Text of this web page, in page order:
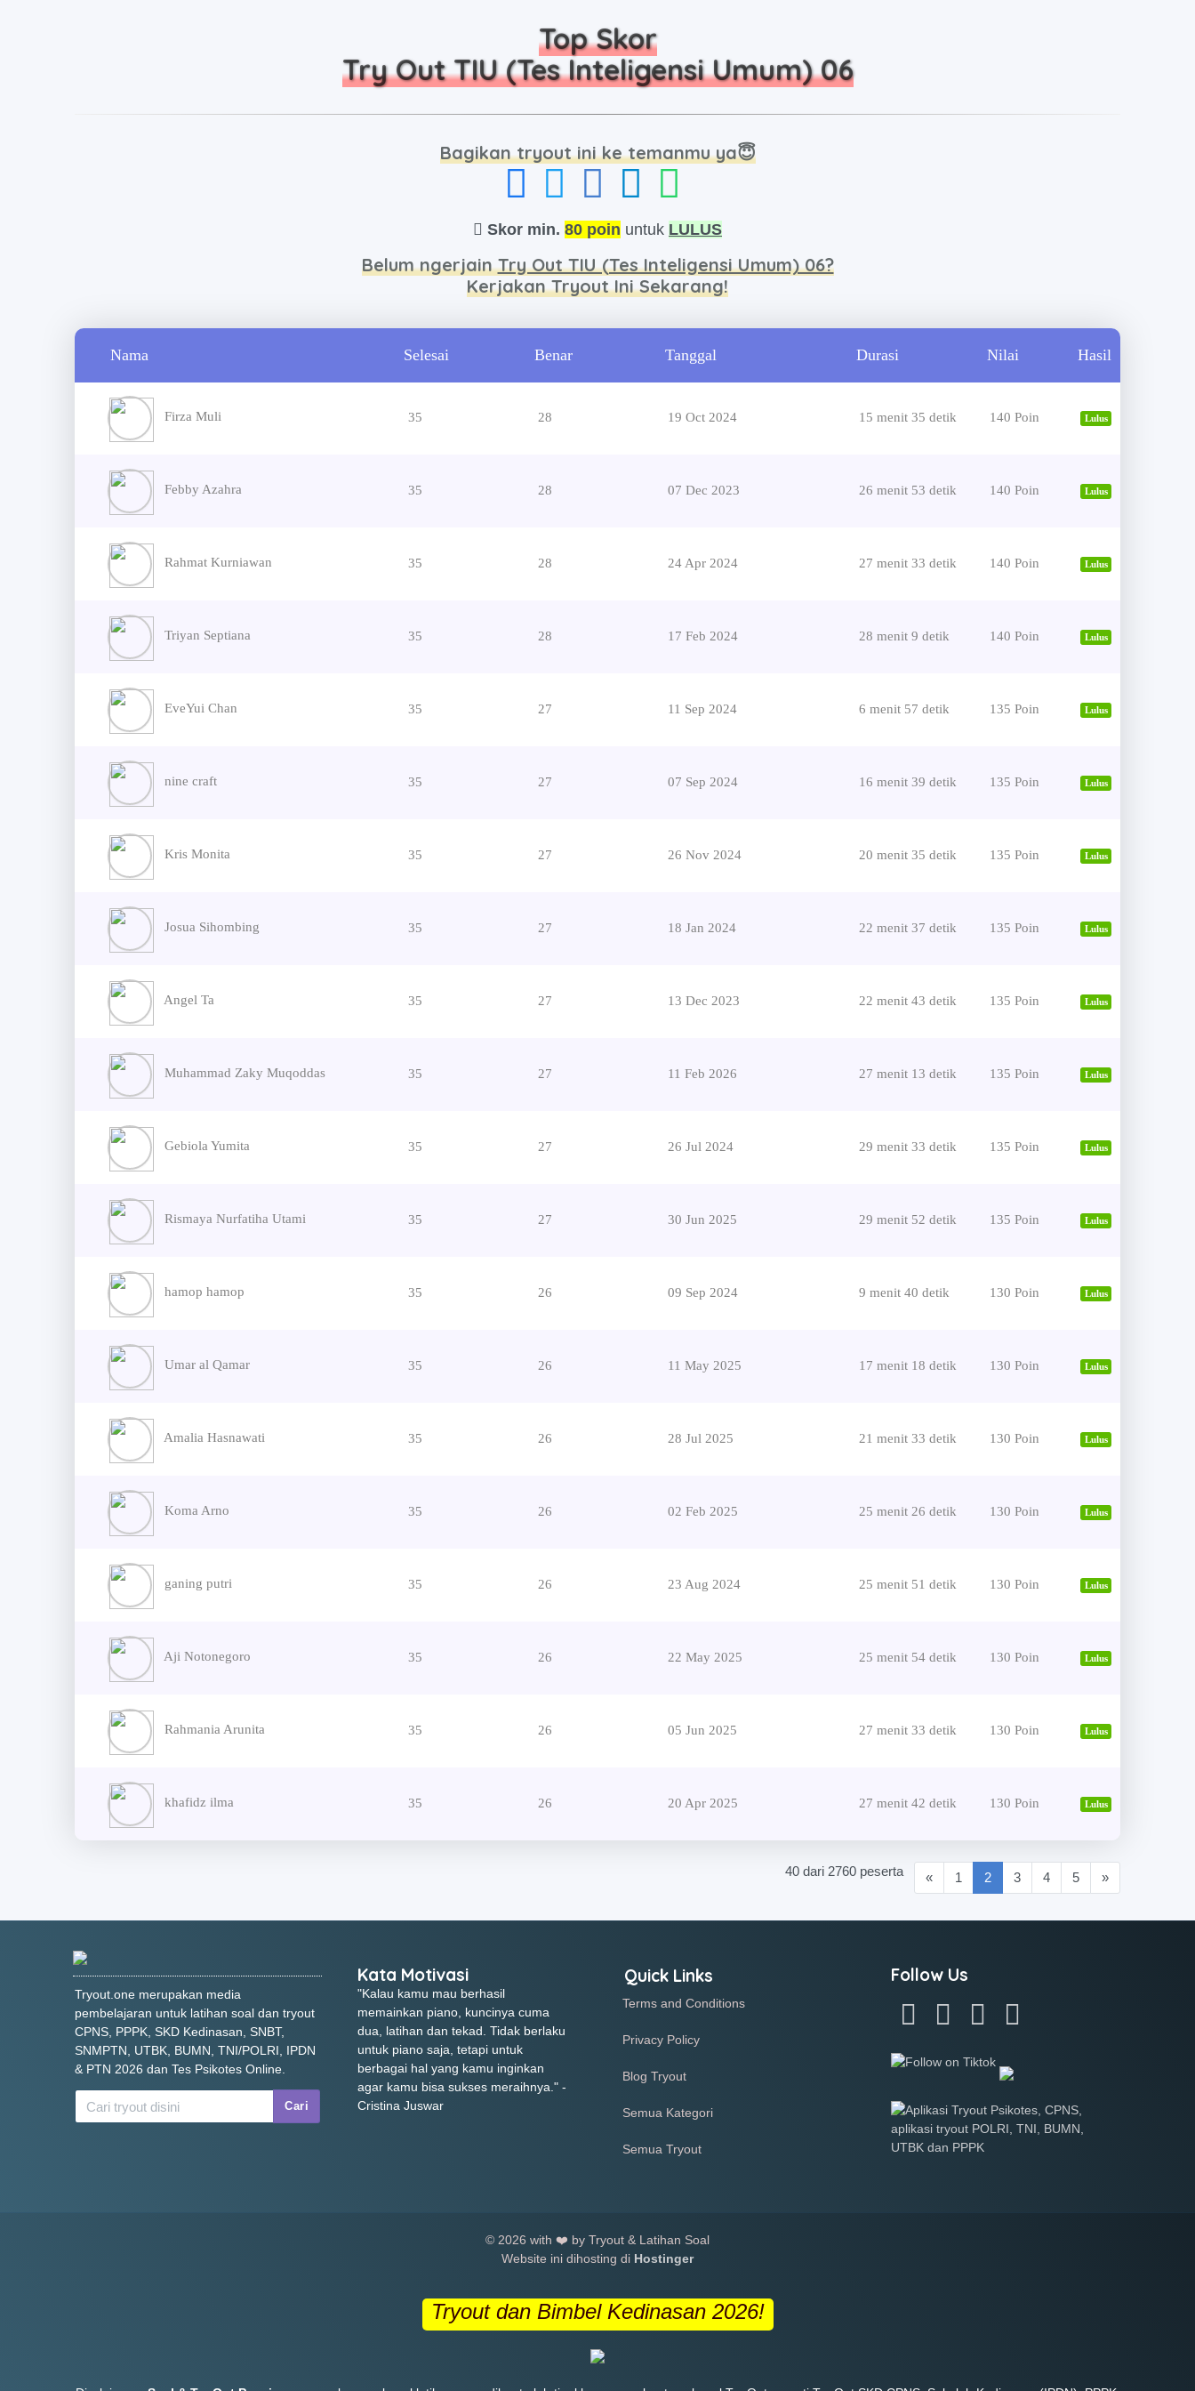
Top Skor
Try Out TIU (Tes Inteligensi Umum) 06
Bagikan tryout ini ke temanmu ya😇
Skor min. 80 poin untuk LULUS
Belum ngerjainTry Out TIU (Tes Inteligensi Umum) 06?
Kerjakan Tryout Ini Sekarang!
Nama Selesai Benar Tanggal Durasi Nilai Hasil
Firza Muli 35 28 19 Oct 2024 15 menit 35 detik 140 Poin Lulus
Febby Azahra 35 28 07 Dec 2023 26 menit 53 detik 140 Poin Lulus
Rahmat Kurniawan 35 28 24 Apr 2024 27 menit 33 detik 140 Poin Lulus
Triyan Septiana 35 28 17 Feb 2024 28 menit 9 detik 140 Poin Lulus
EveYui Chan 35 27 11 Sep 2024 6 menit 57 detik 135 Poin Lulus
nine craft 35 27 07 Sep 2024 16 menit 39 detik 135 Poin Lulus
Kris Monita 35 27 26 Nov 2024 20 menit 35 detik 135 Poin Lulus
Josua Sihombing 35 27 18 Jan 2024 22 menit 37 detik 135 Poin Lulus
Angel Ta 35 27 13 Dec 2023 22 menit 43 detik 135 Poin Lulus
Muhammad Zaky Muqoddas 35 27 11 Feb 2026 27 menit 13 detik 135 Poin Lulus
Gebiola Yumita 35 27 26 Jul 2024 29 menit 33 detik 135 Poin Lulus
Rismaya Nurfatiha Utami 35 27 30 Jun 2025 29 menit 52 detik 135 Poin Lulus
hamop hamop 35 26 09 Sep 2024 9 menit 40 detik 130 Poin Lulus
Umar al Qamar 35 26 11 May 2025 17 menit 18 detik 130 Poin Lulus
Amalia Hasnawati 35 26 28 Jul 2025 21 menit 33 detik 130 Poin Lulus
Koma Arno 35 26 02 Feb 2025 25 menit 26 detik 130 Poin Lulus
ganing putri 35 26 23 Aug 2024 25 menit 51 detik 130 Poin Lulus
Aji Notonegoro 35 26 22 May 2025 25 menit 54 detik 130 Poin Lulus
Rahmania Arunita 35 26 05 Jun 2025 27 menit 33 detik 130 Poin Lulus
khafidz ilma 35 26 20 Apr 2025 27 menit 42 detik 130 Poin Lulus
40 dari 2760 peserta « 1 2(current)
3 4 5 »
Tryout.one merupakan media
pembelajaran untuk latihan soal dan tryout
CPNS, PPPK, SKD Kedinasan, SNBT,
SNMPTN, UTBK, BUMN, TNI/POLRI, IPDN
& PTN 2026 dan Tes Psikotes Online.
Cari
Kata Motivasi
"Kalau kamu mau berhasil
memainkan piano, kuncinya cuma
dua, latihan dan tekad. Tidak berlaku
untuk piano saja, tetapi untuk
berbagai hal yang kamu inginkan
agar kamu bisa sukses meraihnya." -
Cristina Juswar
Quick Links
Terms and Conditions
Privacy Policy
Blog Tryout
Semua Kategori
Semua Tryout
Follow Us
© 2026 with ❤️ by Tryout & Latihan Soal
Website ini dihosting di Hostinger
Tryout dan Bimbel Kedinasan 2026!